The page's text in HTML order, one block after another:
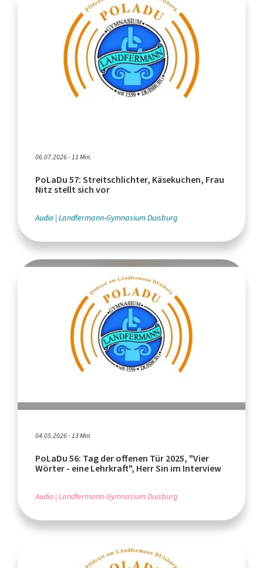
06.07.2026 - 11 Min.
PoLaDu 57: Streitschlichter, Käsekuchen, Frau
Nitz stellt sich vor
Audio Landfermann-Gymnasium Duisburg
04.05.2026 - 13 Min.
PoLaDu 56: Tag der offenen Tür 2025, "Vier
Wörter - eine Lehrkraft", Herr Sin im Interview
Audio Landfermann-Gymnasium Duisburg